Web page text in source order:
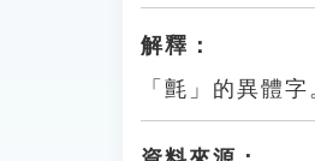
解釋：
「氈」的異體字